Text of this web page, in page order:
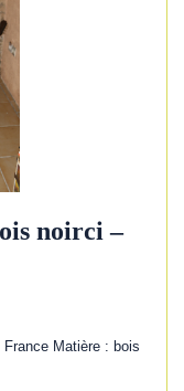
noirci –
Matière : bois